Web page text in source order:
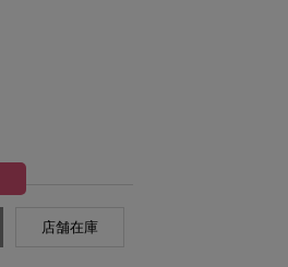
店舗在庫